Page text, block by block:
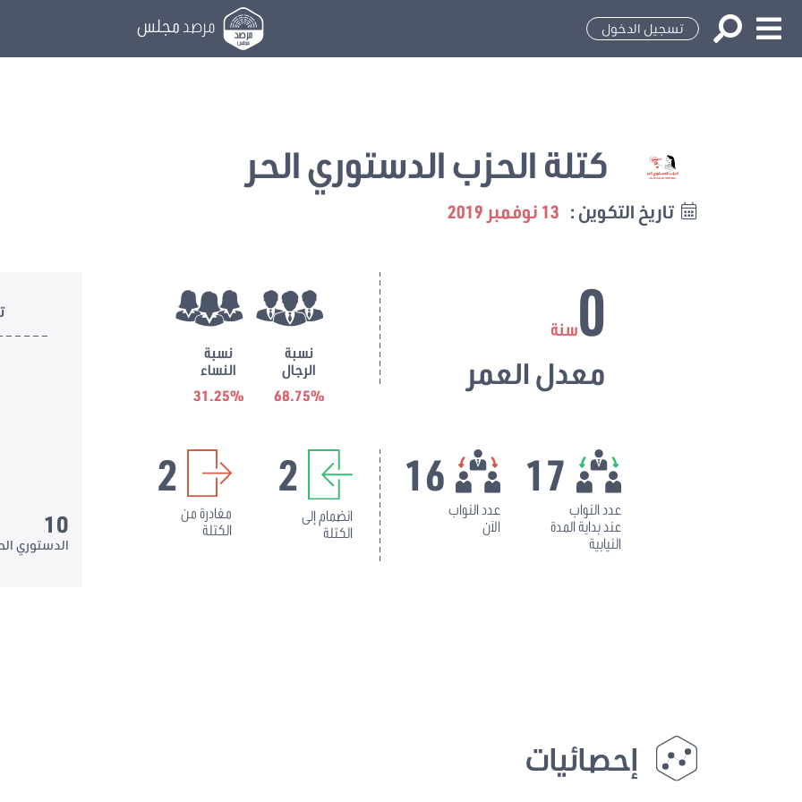
تسجيل الدخول مرصد مجلس
كتلة الحزب الدستوري الحر
تاريخ التكوين : 13 نوفمبر 2019
0سنة
معدل العمر
نسبة
الرجال
68.75%
نسبة
النساء
31.25%
17
عدد النواب
عند بداية المدة
النيابية
16
عدد النواب
الآن
2
انضمام إلى
الكتلة
2
مغادرة من
الكتلة
100%
الحزب الدستوري
إحصائيات